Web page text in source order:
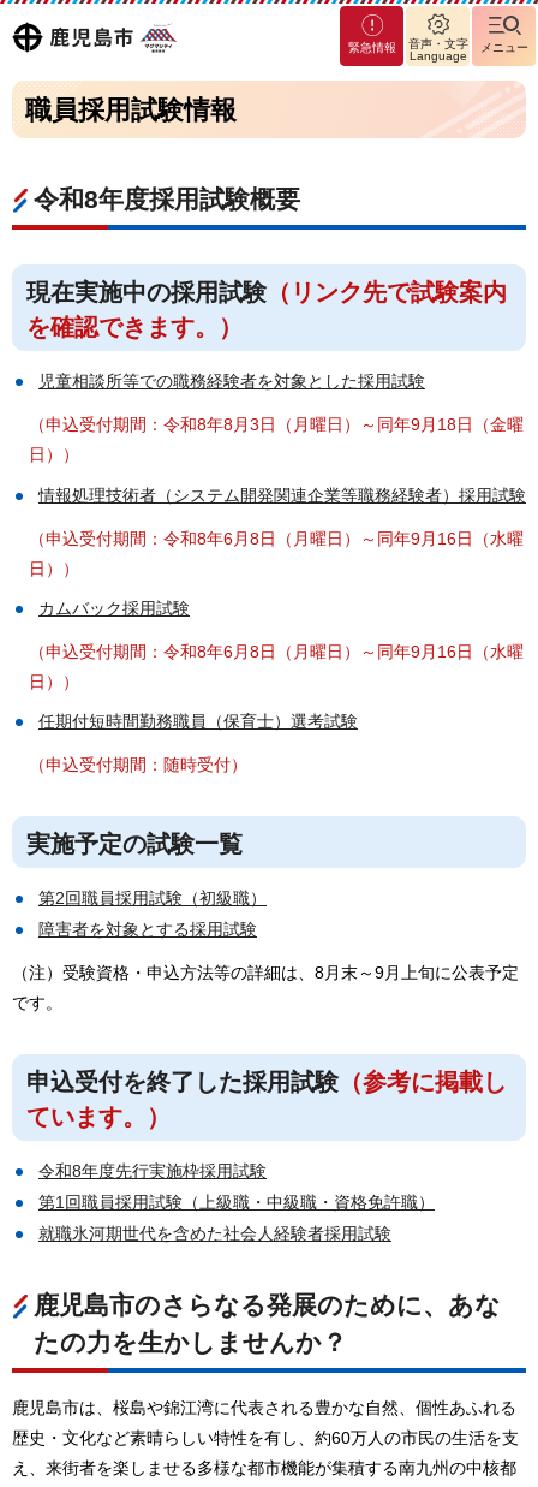
鹿児島
市
マグ
マシ
ティ
鹿児
島市
緊急情報
音声・文字
Language
メニュー
職員採用試験情報
令和8年度採用試験概要
現在実施中の採用試験 （リンク先で試験案内
を確認できます。）
児童相談所等での職務経験者を対象とした採用試験
（申込受付期間：令和8年8月3日（月曜日）～同年9月18日（金曜
日））
情報処理技術者（システム開発関連企業等職務経験者）採用試験
（申込受付期間：令和8年6月8日（月曜日）～同年9月16日（水曜
日））
カムバック採用試験
（申込受付期間：令和8年6月8日（月曜日）～同年9月16日（水曜
日））
任期付短時間勤務職員（保育士）選考試験
（申込受付期間：随時受付）
実施予定の試験一覧
第2回職員採用試験（初級職）
障害者を対象とする採用試験
（注）受験資格・申込方法等の詳細は、8月末～9月上旬に公表予定
です。
申込受付を終了した採用試験 （参考に掲載し
ています。）
令和8年度先行実施枠採用試験
第1回職員採用試験（上級職・中級職・資格免許職）
就職氷河期世代を含めた社会人経験者採用試験
鹿児島市のさらなる発展のために、あな
たの力を生かしませんか？
鹿児島市は、桜島や錦江湾に代表される豊かな自然、個性あふれる
歴史・文化など素晴らしい特性を有し、約60万人の市民の生活を支
え、来街者を楽しませる多様な都市機能が集積する南九州の中核都